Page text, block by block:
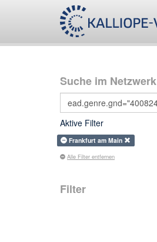
Suche im Netzwerk
Aktive Filter
Frankfurt am Main
Alle Filter entfernen
Filter